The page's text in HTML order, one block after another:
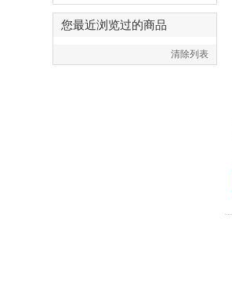
您最近浏览过的商品
清除列表